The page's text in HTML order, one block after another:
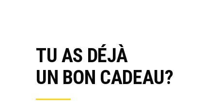
TU AS DÉJÀ
UN BON CADEAU?